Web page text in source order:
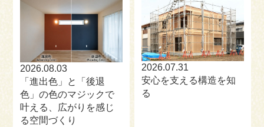
2026.08.03
「進出色」と「後退
色」の色のマジックで
叶える、広がりを感じ
る空間づくり
2026.07.31
安心を支える構造を知
る